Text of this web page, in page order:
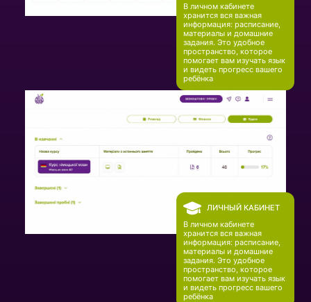
В личном кабинете
хранится вся важная
информация: расписание,
материалы и домашние
задания. Это удобное
пространство, которое
помогает вам изучать язык
и видеть прогресс вашего
ребёнка
ЛИЧНЫЙ КАБИНЕТ
В личном кабинете
хранится вся важная
информация: расписание,
материалы и домашние
задания. Это удобное
пространство, которое
помогает вам изучать язык
и видеть прогресс вашего
ребёнка